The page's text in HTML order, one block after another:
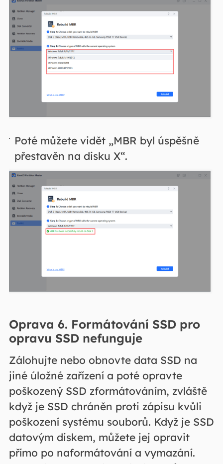
Poté můžete vidět „MBR byl úspěšně
přestavěn na disku X“.
Oprava 6. Formátování SSD pro
opravu SSD nefunguje
Zálohujte nebo obnovte data SSD na
jiné úložné zařízení a poté opravte
poškozený SSD zformátováním, zvláště
když je SSD chráněn proti zápisu kvůli
poškození systému souborů. Když je SSD
datovým diskem, můžete jej opravit
přímo po naformátování a vymazání.